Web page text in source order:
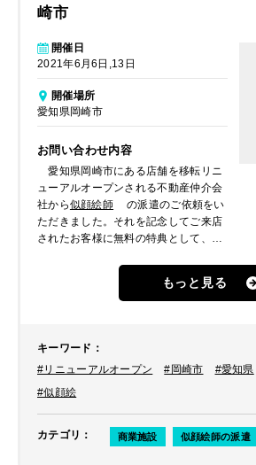
崎市
開催日
2021年6月6日,13日
開催場所
愛知県岡崎市
お問い合わせ内容
愛知県岡崎市にある店舗を移転リニ
ューアルオープンされる不動産仲介会
社から似顔絵師
の派遣のご依頼をい
ただきました。それを記念してご来店
されたお客様に無料の特典として、そ
たいとのことでした。
もっと見る
キーワード ：
#リニューアルオープン
#岡崎市 #愛知県
#似顔絵
カテゴリ ： 商業施設 似顔絵師の派遣